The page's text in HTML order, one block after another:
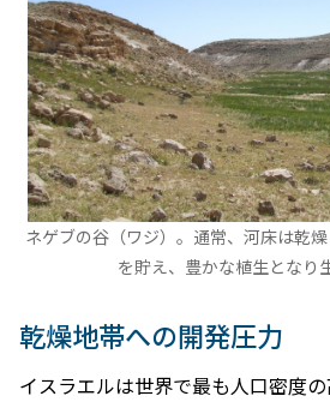
ネゲブの谷（ワジ）。通常、河床は乾
を貯え、豊かな植生となり
乾燥地帯への開発圧力
イスラエルは世界で最も人口密度